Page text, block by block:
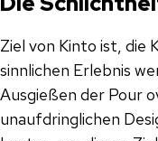
Ziel von Kinto ist, die
sinnlichen Erlebnis
Ausgießen der Pour
unaufdringlichen